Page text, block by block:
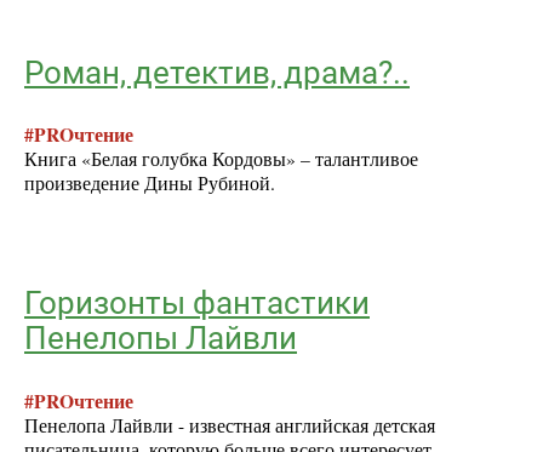
Роман, детектив, драма?..
#PROчтение
Книга «Белая голубка Кордовы» – талантливое
произведение Дины Рубиной.
Горизонты фантастики
Пенелопы Лайвли
#PROчтение
Пенелопа Лайвли - известная английская детская